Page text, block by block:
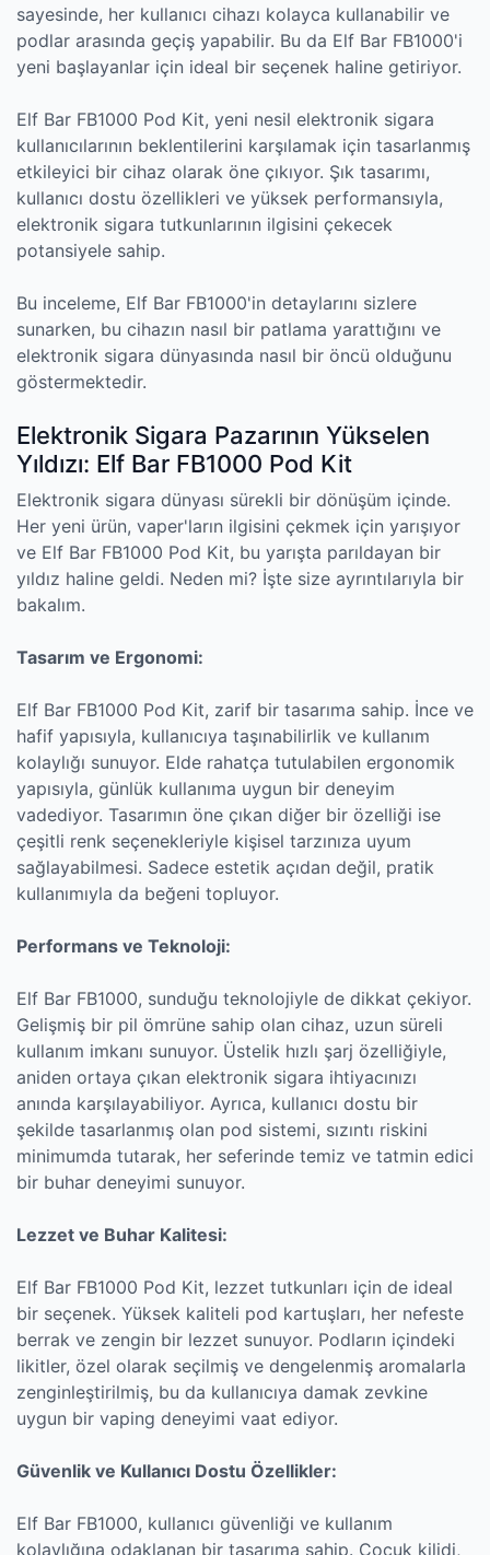
sayesinde, her kullanıcı cihazı kolayca kullanabilir ve
podlar arasında geçiş yapabilir. Bu da Elf Bar FB1000'i
yeni başlayanlar için ideal bir seçenek haline getiriyor.
Elf Bar FB1000 Pod Kit, yeni nesil elektronik sigara
kullanıcılarının beklentilerini karşılamak için tasarlanmış
etkileyici bir cihaz olarak öne çıkıyor. Şık tasarımı,
kullanıcı dostu özellikleri ve yüksek performansıyla,
elektronik sigara tutkunlarının ilgisini çekecek
potansiyele sahip.
Bu inceleme, Elf Bar FB1000'in detaylarını sizlere
sunarken, bu cihazın nasıl bir patlama yarattığını ve
elektronik sigara dünyasında nasıl bir öncü olduğunu
göstermektedir.
Elektronik Sigara Pazarının Yükselen
Yıldızı: Elf Bar FB1000 Pod Kit
Elektronik sigara dünyası sürekli bir dönüşüm içinde.
Her yeni ürün, vaper'ların ilgisini çekmek için yarışıyor
ve Elf Bar FB1000 Pod Kit, bu yarışta parıldayan bir
yıldız haline geldi. Neden mi? İşte size ayrıntılarıyla bir
bakalım.
Tasarım ve Ergonomi:
Elf Bar FB1000 Pod Kit, zarif bir tasarıma sahip. İnce ve
hafif yapısıyla, kullanıcıya taşınabilirlik ve kullanım
kolaylığı sunuyor. Elde rahatça tutulabilen ergonomik
yapısıyla, günlük kullanıma uygun bir deneyim
vadediyor. Tasarımın öne çıkan diğer bir özelliği ise
çeşitli renk seçenekleriyle kişisel tarzınıza uyum
sağlayabilmesi. Sadece estetik açıdan değil, pratik
kullanımıyla da beğeni topluyor.
Performans ve Teknoloji:
Elf Bar FB1000, sunduğu teknolojiyle de dikkat çekiyor.
Gelişmiş bir pil ömrüne sahip olan cihaz, uzun süreli
kullanım imkanı sunuyor. Üstelik hızlı şarj özelliğiyle,
aniden ortaya çıkan elektronik sigara ihtiyacınızı
anında karşılayabiliyor. Ayrıca, kullanıcı dostu bir
şekilde tasarlanmış olan pod sistemi, sızıntı riskini
minimumda tutarak, her seferinde temiz ve tatmin edici
bir buhar deneyimi sunuyor.
Lezzet ve Buhar Kalitesi:
Elf Bar FB1000 Pod Kit, lezzet tutkunları için de ideal
bir seçenek. Yüksek kaliteli pod kartuşları, her nefeste
berrak ve zengin bir lezzet sunuyor. Podların içindeki
likitler, özel olarak seçilmiş ve dengelenmiş aromalarla
zenginleştirilmiş, bu da kullanıcıya damak zevkine
uygun bir vaping deneyimi vaat ediyor.
Güvenlik ve Kullanıcı Dostu Özellikler:
Elf Bar FB1000, kullanıcı güvenliği ve kullanım
kolaylığına odaklanan bir tasarıma sahip. Çocuk kilidi,